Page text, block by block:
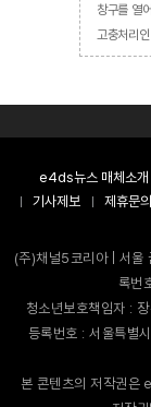
창구를 열
고충처
e4ds뉴스 매체소개
기사제보
제휴문
(주)채널5코리아 | 서
록번
청소년보호책임자 :
등록번호 : 서울특
본 콘텐츠의 저작권은